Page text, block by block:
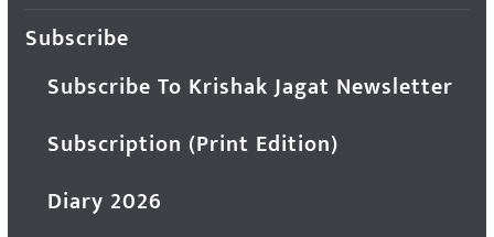
Subscribe
Subscribe To Krishak Jagat Newsletter
Subscription (Print Edition)
Diary 2026